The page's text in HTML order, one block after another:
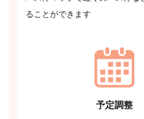
ることができます
予定調整